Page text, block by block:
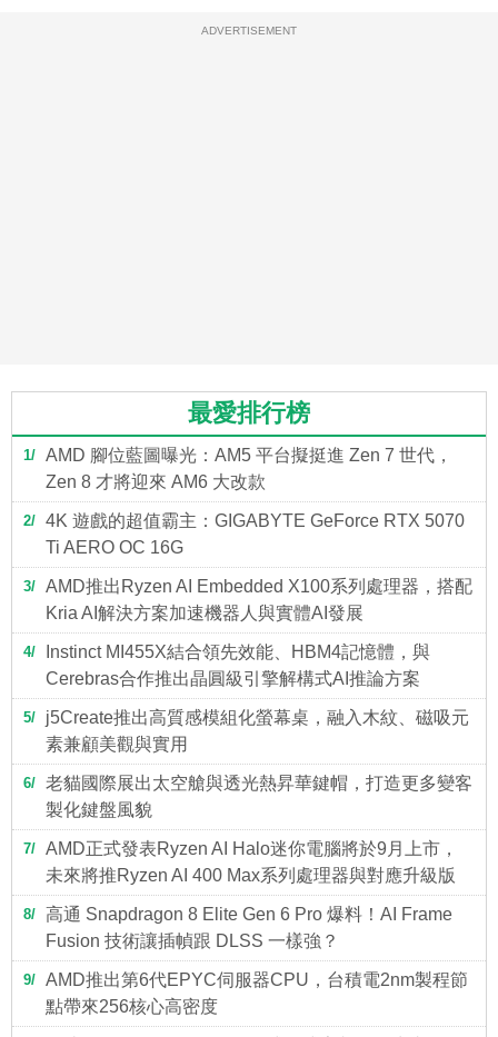
ADVERTISEMENT
最愛排行榜
1
AMD 腳位藍圖曝光：AM5 平台擬挺進 Zen 7 世代，
Zen 8 才將迎來 AM6 大改款
2
4K 遊戲的超值霸主：GIGABYTE GeForce RTX 5070
Ti AERO OC 16G
3
AMD推出Ryzen AI Embedded X100系列處理器，搭配
Kria AI解決方案加速機器人與實體AI發展
4
Instinct MI455X結合領先效能、HBM4記憶體，與
Cerebras合作推出晶圓級引擎解構式AI推論方案
5
j5Create推出高質感模組化螢幕桌，融入木紋、磁吸元
素兼顧美觀與實用
6
老貓國際展出太空艙與透光熱昇華鍵帽，打造更多變客
製化鍵盤風貌
7
AMD正式發表Ryzen AI Halo迷你電腦將於9月上市，
未來將推Ryzen AI 400 Max系列處理器與對應升級版
8
高通 Snapdragon 8 Elite Gen 6 Pro 爆料！AI Frame
Fusion 技術讓插幀跟 DLSS 一樣強？
9
AMD推出第6代EPYC伺服器CPU，台積電2nm製程節
點帶來256核心高密度